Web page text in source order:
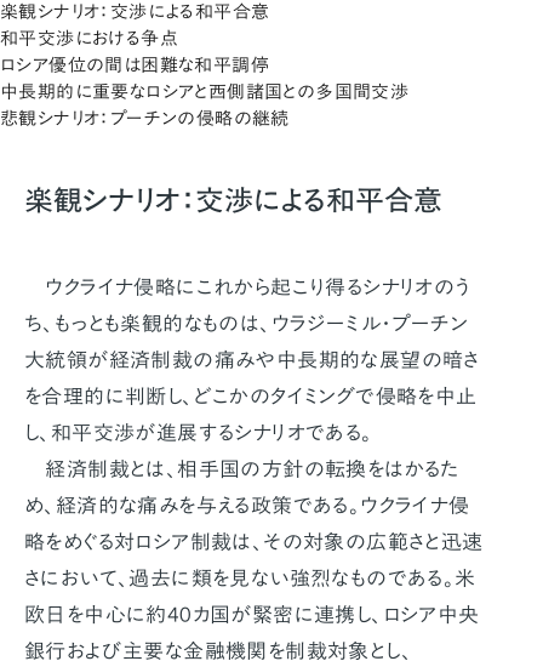
楽観シナリオ：交渉による和平合意
和平交渉における争点
ロシア優位の間は困難な和平調停
中長期的に重要なロシアと西側諸国との多国間交渉
悲観シナリオ：プーチンの侵略の継続
楽観シナリオ：交渉による和平合意
ウクライナ侵略にこれから起こり得るシナリオのう
ち、もっとも楽観的なものは、ウラジーミル・プーチン
大統領が経済制裁の痛みや中長期的な展望の暗さ
を合理的に判断し、どこかのタイミングで侵略を中止
し、和平交渉が進展するシナリオである。
経済制裁とは、相手国の方針の転換をはかるた
め、経済的な痛みを与える政策である。ウクライナ侵
略をめぐる対ロシア制裁は、その対象の広範さと迅速
さにおいて、過去に類を見ない強烈なものである。米
欧日を中心に約40カ国が緊密に連携し、ロシア中央
銀行および主要な金融機関を制裁対象とし、